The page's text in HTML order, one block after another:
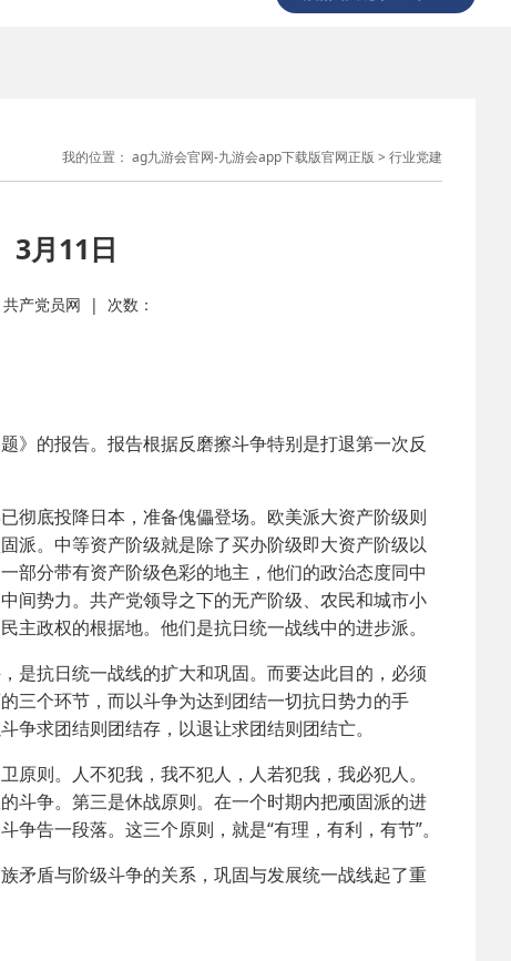
我的位置： ag九游会官网-九游会app下载版官网正版 > 行业党建
3月11日
产党员网 | 次数：
的报告。报告根据反磨擦斗争特别是打退第一次反
底投降日本，准备傀儡登场。欧美派大资产阶级则
派。中等资产阶级就是除了买办阶级即大资产阶级以
部分带有资产阶级色彩的地主，他们的政治态度同中
间势力。共产党领导之下的无产阶级、农民和城市小
政权的根据地。他们是抗日统一战线中的进步派。
抗日统一战线的扩大和巩固。而要达此目的，必须
三个环节，而以斗争为达到团结一切抗日势力的手
求团结则团结存，以退让求团结则团结亡。
则。人不犯我，我不犯人，人若犯我，我必犯人。
斗争。第三是休战原则。在一个时期内把顽固派的进
告一段落。这三个原则，就是“有理，有利，有节”。
盾与阶级斗争的关系，巩固与发展统一战线起了重